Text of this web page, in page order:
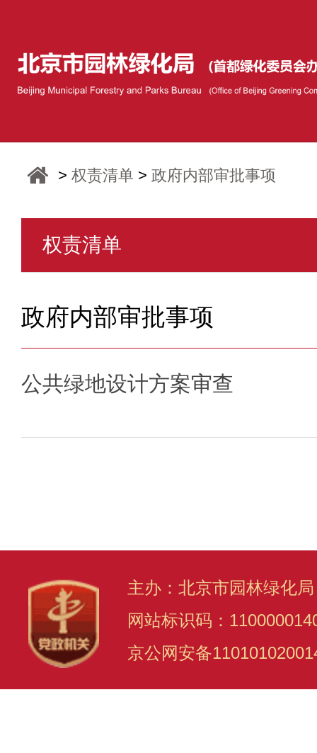
>权责清单 >政府内部审批事项
权责清单
政府内部审批事项
公共绿地设计方案审查
主办：北京市园林绿化
网站标识码：
京公网安备